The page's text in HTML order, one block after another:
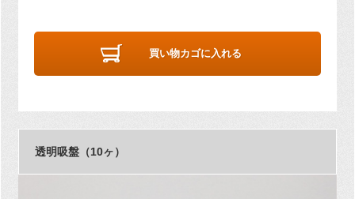
買い物カゴに入れる
透明吸盤（10ヶ）